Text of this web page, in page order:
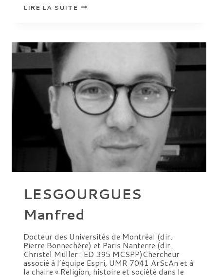
LIRE LA SUITEMULLIEZ
MAUD
LESGOURGUES
Manfred
Docteur des Universités de Montréal (dir.
Pierre Bonnechère) et Paris Nanterre (dir.
Christel Müller : ED 395 MCSPP)Chercheur
associé à l’équipe Espri, UMR 7041 ArScAn et à
la chaire « Religion, histoire et société dans le